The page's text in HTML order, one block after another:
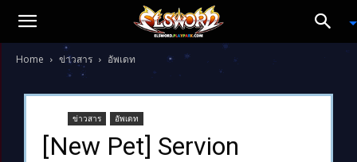
Home ข่าวสาร อัพเดท
ข่าวสาร อัพเดท
[New Pet] Servion